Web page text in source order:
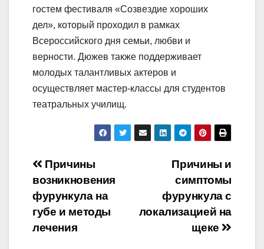
гостем фестиваля «Созвездие хороших
дел», который проходил в рамках
Всероссийского дня семьи, любви и
верности. Дюжев также поддерживает
молодых талантливых актеров и
осуществляет мастер-классы для студентов
театральных училищ.
Навигация
по
записям
Причины и
симптомы
фурункула с
локализацией на
щеке
Причины
возникновения
фурункула на
губе и методы
лечения